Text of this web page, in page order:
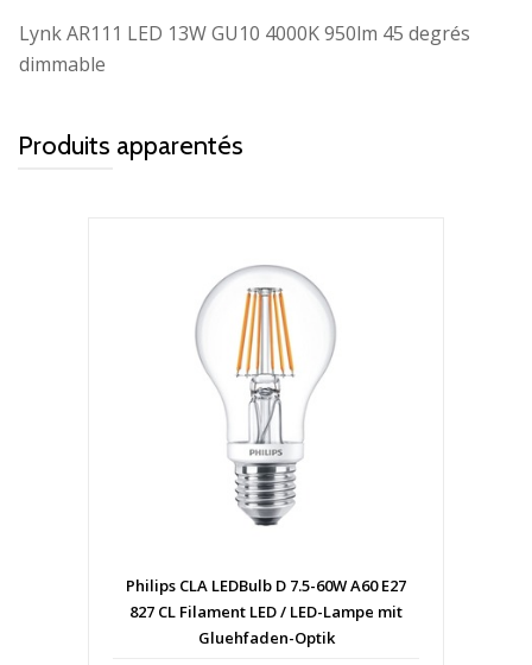
Lynk AR111 LED 13W GU10 4000K 950lm 45 degrés
dimmable
Produits apparentés
Philips CLA LEDBulb D 7.5-60W A60 E27
827 CL Filament LED / LED-Lampe mit
Gluehfaden-Optik